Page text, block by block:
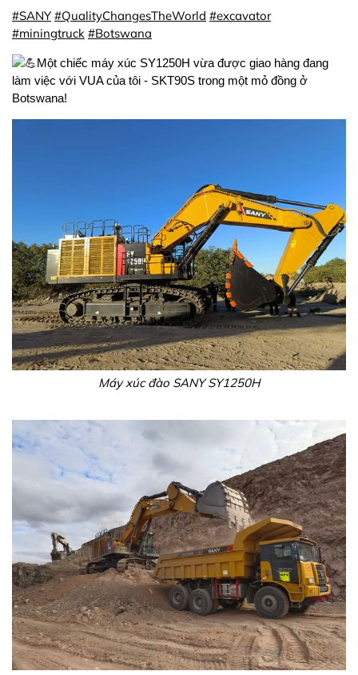
#SANY #QualityChangesTheWorld #excavator
#miningtruck #Botswana
Một chiếc máy xúc SY1250H vừa được giao hàng đang
làm việc với VUA của tôi - SKT90S trong một mỏ đồng ở
Botswana!
Máy xúc đào SANY SY1250H